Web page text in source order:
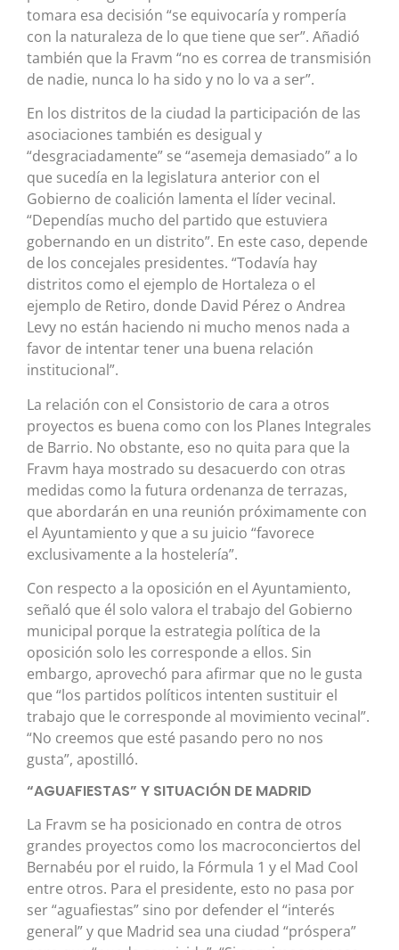
tomara esa decisión “se equivocaría y rompería
con la naturaleza de lo que tiene que ser”. Añadió
también que la Fravm “no es correa de transmisión
de nadie, nunca lo ha sido y no lo va a ser”.
En los distritos de la ciudad la participación de las
asociaciones también es desigual y
“desgraciadamente” se “asemeja demasiado” a lo
que sucedía en la legislatura anterior con el
Gobierno de coalición lamenta el líder vecinal.
“Dependías mucho del partido que estuviera
gobernando en un distrito”. En este caso, depende
de los concejales presidentes. “Todavía hay
distritos como el ejemplo de Hortaleza o el
ejemplo de Retiro, donde David Pérez o Andrea
Levy no están haciendo ni mucho menos nada a
favor de intentar tener una buena relación
institucional”.
La relación con el Consistorio de cara a otros
proyectos es buena como con los Planes Integrales
de Barrio. No obstante, eso no quita para que la
Fravm haya mostrado su desacuerdo con otras
medidas como la futura ordenanza de terrazas,
que abordarán en una reunión próximamente con
el Ayuntamiento y que a su juicio “favorece
exclusivamente a la hostelería”.
Con respecto a la oposición en el Ayuntamiento,
señaló que él solo valora el trabajo del Gobierno
municipal porque la estrategia política de la
oposición solo les corresponde a ellos. Sin
embargo, aprovechó para afirmar que no le gusta
que “los partidos políticos intenten sustituir el
trabajo que le corresponde al movimiento vecinal”.
“No creemos que esté pasando pero no nos
gusta”, apostilló.
“AGUAFIESTAS” Y SITUACIÓN DE MADRID
La Fravm se ha posicionado en contra de otros
grandes proyectos como los macroconciertos del
Bernabéu por el ruido, la Fórmula 1 y el Mad Cool
entre otros. Para el presidente, esto no pasa por
ser “aguafiestas” sino por defender el “interés
general” y que Madrid sea una ciudad “próspera”